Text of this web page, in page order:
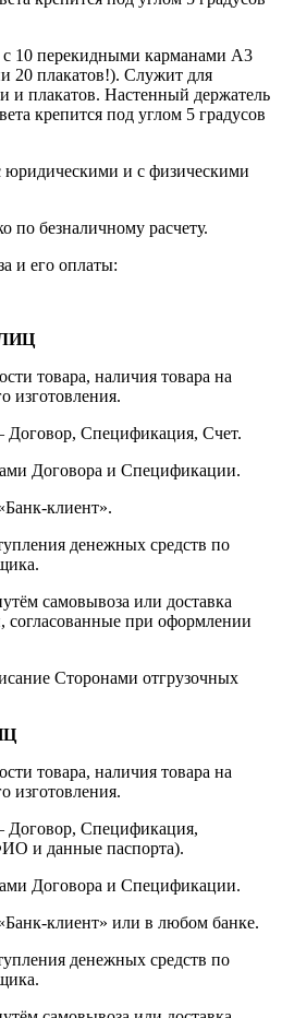
10 перекидными карманами А3
20 плакатов!). Служит для
и плакатов. Настенный держатель
крепится под углом 5 градусов
юридическими и с физическими
по безналичному расчету.
и его оплаты:
товара, наличия товара на
изготовления.
Договор, Спецификация, Счет.
Договора и Спецификации.
клиент».
денежных средств по
самовывоза или доставка
согласованные при оформлении
Сторонами отгрузочных
товара, наличия товара на
изготовления.
Договор, Спецификация,
и данные паспорта).
Договора и Спецификации.
клиент» или в любом банке.
денежных средств по